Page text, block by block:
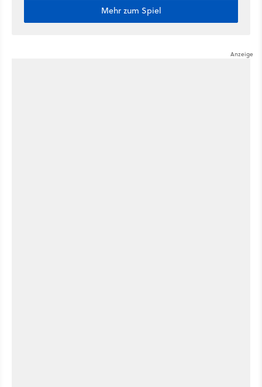
Mehr zum Spiel